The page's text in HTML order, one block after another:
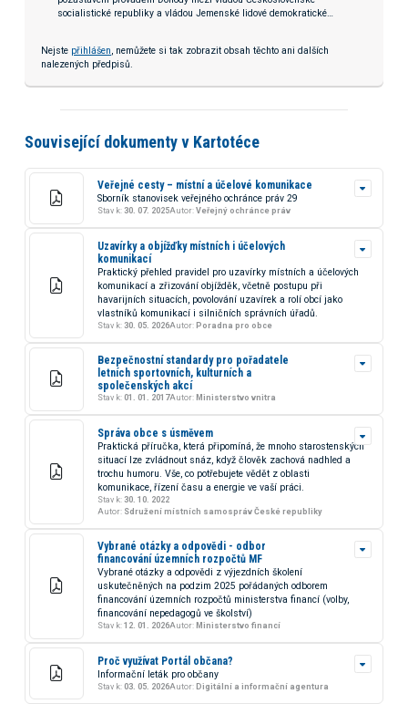
socialistické republiky a vládou Jemenské lidové demokratické
Nejste přihlášen, nemůžete si tak zobrazit obsah těchto ani dalších
nalezených předpisů.
Související dokumenty v Kartotéce
Veřejné cesty – místní a účelové komunikace
Sborník stanovisek veřejného ochránce práv 29
Stav k: 30. 07. 2025Autor: Veřejný ochránce práv
Uzavírky a objížďky místních i účelových
komunikací
Praktický přehled pravidel pro uzavírky místních a účelových
komunikací a zřizování objížděk, včetně postupu při
havarijních situacích, povolování uzavírek a rolí obcí jako
vlastníků komunikací i silničních správních úřadů.
Stav k: 30. 05. 2026Autor: Poradna pro obce
Bezpečnostní standardy pro pořadatele
letních sportovních, kulturních a
společenských akcí
Stav k: 01. 01. 2017Autor: Ministerstvo vnitra
Správa obce s úsměvem
Praktická příručka, která připomíná, že mnoho starostenských
situací lze zvládnout snáz, když člověk zachová nadhled a
trochu humoru. Vše, co potřebujete vědět z oblasti
komunikace, řízení času a energie ve vaší práci.
Stav k: 30. 10. 2022
Autor: Sdružení místních samospráv České republiky
Vybrané otázky a odpovědi - odbor
financování územních rozpočtů MF
Vybrané otázky a odpovědi z výjezdních školení
uskutečněných na podzim 2025 pořádaných odborem
financování územních rozpočtů ministerstva financí (volby,
financování nepedagogů ve školství)
Stav k: 12. 01. 2026Autor: Ministerstvo financí
Proč využívat Portál občana?
Informační leták pro občany
Stav k: 03. 05. 2026Autor: Digitální a informační agentura